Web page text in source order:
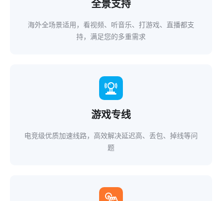
全景支持
海外全场景适用，看视频、听音乐、打游戏、直播都支
持，满足您的多重需求
游戏专线
电竞级优质加速线路，高效解决延迟高、丢包、掉线等问
题